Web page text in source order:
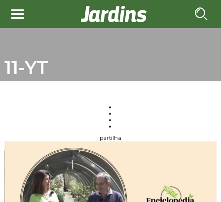
11-YT
partilha